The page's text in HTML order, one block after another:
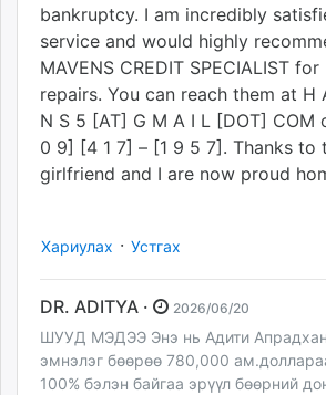
bankruptcy. I am incredibly
service and would highly
MAVENS CREDIT SPECIALIST
repairs. You can reach them at H
N S 5 [AT] G M A I L [DOT]
0 9] [4 1 7] – [1 9 5 7]. Thanks to
girlfriend and I are now proud
Хариулах · Устгах
DR. ADITYA · 2026/06/20
ШУУД МЭДЭЭ Энэ нь Адити
эмнэлэг бөөрөө 780,000
100% бэлэн байгаа эрүүл бөөрний